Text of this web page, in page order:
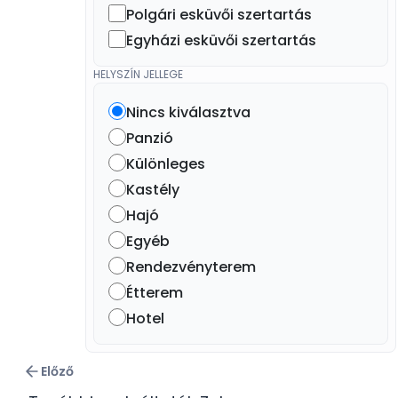
Polgári esküvői szertartás
Egyházi esküvői szertartás
HELYSZÍN JELLEGE
Nincs kiválasztva
Panzió
Különleges
Kastély
Hajó
Egyéb
Rendezvényterem
Étterem
Hotel
Előző